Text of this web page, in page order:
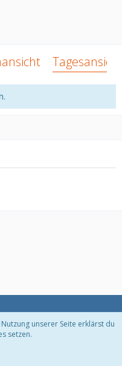
Tagesansicht
unserer Seite erklärst du
setzen.